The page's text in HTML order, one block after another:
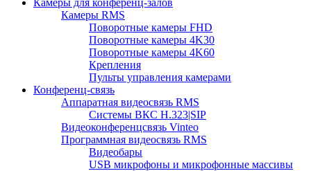
Камеры RMS
Поворотные камеры FHD
Поворотные камеры 4K30
Поворотные камеры 4K60
Крепления
Пульты управления камерами
Конференц-связь
Аппаратная видеосвязь RMS
Системы ВКС H.323|SIP
Видеоконференцсвязь Vinteo
Программная видеосвязь RMS
Видеобары
USB микрофоны и микрофонные массивы